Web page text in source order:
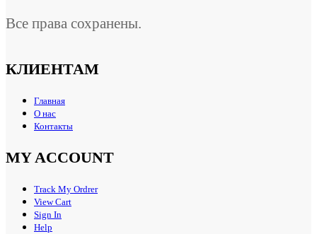
Все права сохранены.
КЛИЕНТАМ
Главная
О нас
Контакты
MY ACCOUNT
Track My Ordrer
View Cart
Sign In
Help